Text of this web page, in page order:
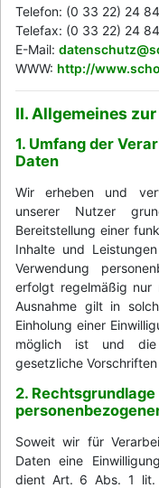
Telefon: (0 33 22) 24
Telefax: (0 33 22) 24
E-Mail:
WWW: http://
II. Allgemeines
1. Umfang der
Daten
Wir erheben und
unserer Nutzer
Bereitstellung einer
Inhalte und
Verwendung
erfolgt regelmäßig nur
Ausnahme gilt in
Einholung einer
möglich ist und
gesetzliche
2.
Soweit wir für
Daten eine
dient Art. 6 Abs. 1 lit.